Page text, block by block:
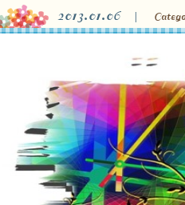
2013.01.06